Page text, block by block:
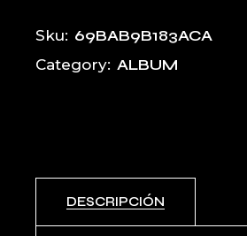
Sku: 69BAB9B183ACA
Category: ALBUM
DESCRIPCIÓN